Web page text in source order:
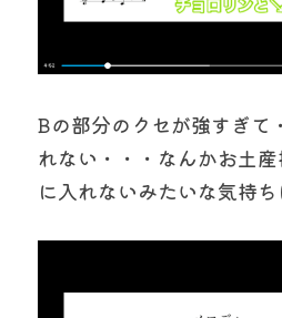
Bの部分のクセが強すぎて
れない・・・なんかお土
に入れないみたいな気持ち